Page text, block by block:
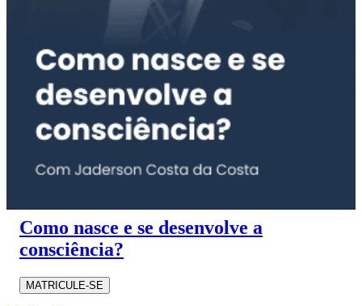
Como nasce e se desenvolve a
consciência?
MATRICULE-SE